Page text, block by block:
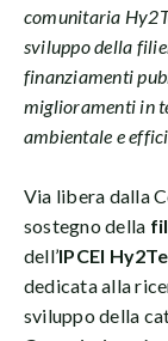
comunitaria
sviluppo della
finanziamenti
miglioramenti in
ambientale e
Via libera dalla
sostegno della
dell’IPCEI
dedicata alla
sviluppo della